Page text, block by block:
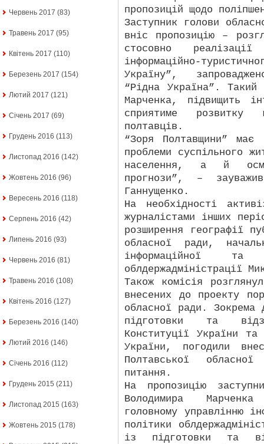
Червень 2017 (83)
Травень 2017 (95)
Квітень 2017 (110)
Березень 2017 (154)
Лютий 2017 (121)
Січень 2017 (69)
Грудень 2016 (113)
Листопад 2016 (142)
Жовтень 2016 (96)
Вересень 2016 (118)
Серпень 2016 (42)
Липень 2016 (93)
Червень 2016 (81)
Травень 2016 (108)
Квітень 2016 (127)
Березень 2016 (140)
Лютий 2016 (146)
Січень 2016 (112)
Грудень 2015 (211)
Листопад 2015 (163)
Жовтень 2015 (178)
пропозицій щодо
Заступник голови
вніс пропозицію –
стосовно
інформаційно-
Україну”,
“Рідна Україна”.
Марченка, підвищить
сприятиме розвитку
полтавців.
“Зоря Полтавщини” має
проблеми суспільного
населення, а й
прогнози”, –
Ганнущенко.
На необхідності
журналістами інших
розширення географії
обласної ради,
інформаційної та
облдержадміністрації
Також комісія
внесених до проекту
обласної ради. Зокрема
підготовки та
Конституції України
України, погодили
Полтавської
питання.
На пропозицію
Володимира
головному управлінню
політики
із підготовки та